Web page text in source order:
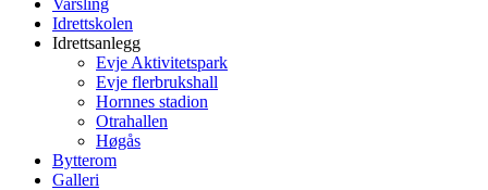
Idrettskolen
Idrettsanlegg
Evje Aktivitetspark
Evje flerbrukshall
Hornnes stadion
Otrahallen
Høgås
Bytterom
Galleri